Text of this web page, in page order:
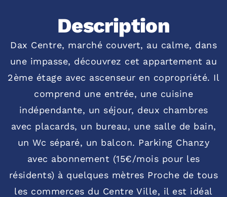
Description
Dax Centre, marché couvert, au calme, dans
une impasse, découvrez cet appartement au
2ème étage avec ascenseur en copropriété. Il
comprend une entrée, une cuisine
indépendante, un séjour, deux chambres
avec placards, un bureau, une salle de bain,
un Wc séparé, un balcon. Parking Chanzy
avec abonnement (15€/mois pour les
résidents) à quelques mètres Proche de tous
les commerces du Centre Ville, il est idéal